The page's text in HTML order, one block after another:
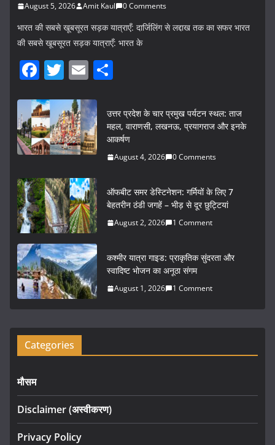
August 5, 2026 Amit Kaul 0 Comments
भारत की सबसे खूबसूरत सड़क यात्राएँ: दार्जिलिंग से लद्दाख तक का सफर भारत
की सबसे खूबसूरत सड़क यात्राएँ: भारत के
F
c
e
b
o
k
T
itt
er
E
ai
l
ar
e
उत्तर प्रदेश के चार प्रमुख पर्यटन स्थल: ताज
महल, वाराणसी, लखनऊ, प्रयागराज और इनके
आकर्षण
August 4, 2026 0 Comments
ऑफबीट समर डेस्टिनेशन: गर्मियों के लिए 7
बेहतरीन ठंडी जगहें – भीड़ से दूर छुट्टियां
August 2, 2026 1 Comment
कश्मीर यात्रा गाइड: प्राकृतिक सुंदरता और
स्वादिष्ट भोजन का अनूठा संगम
August 1, 2026 1 Comment
Categories
मौसम
Disclaimer (अस्वीकरण)
Privacy Policy